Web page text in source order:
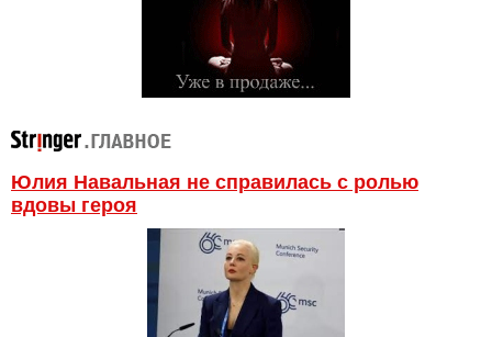
Юлия Навальная не справилась с ролью
вдовы героя